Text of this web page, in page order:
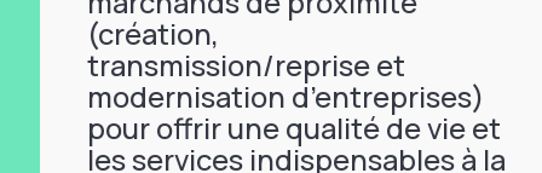
(création,
transmission/reprise et
modernisation d’entreprises)
pour offrir une qualité de vie et
les services indispensables à la